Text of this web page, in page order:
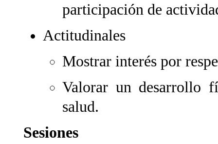
participación de
Actitudinales
Mostrar interés por
Valorar un desarrollo
salud.
Sesiones